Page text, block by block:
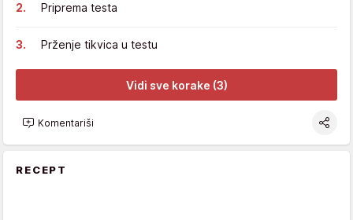
Priprema testa
Prženje tikvica u testu
Vidi sve korake (3)
Komentariši
RECEPT